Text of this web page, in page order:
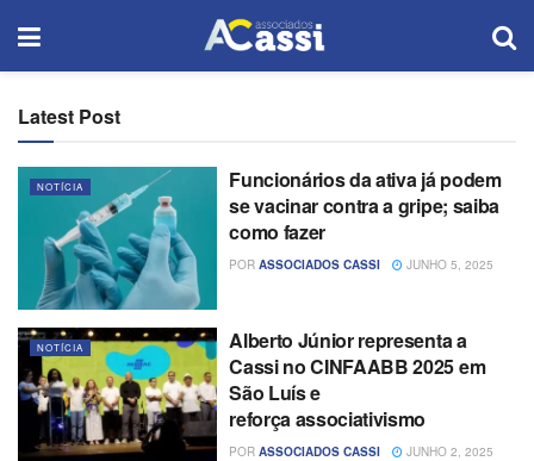
Latest Post
NOTÍCIA
Funcionários da ativa já podem
se vacinar contra a gripe; saiba
como fazer
POR ASSOCIADOS CASSI JUNHO 5, 2025
NOTÍCIA
Alberto Júnior representa a
Cassi no CINFAABB 2025 em
São Luís e
reforça associativismo
POR ASSOCIADOS CASSI JUNHO 2, 2025